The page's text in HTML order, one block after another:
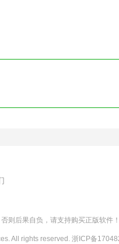
后果自负，请支持购买正版软件
All rights reserved. 浙ICP备